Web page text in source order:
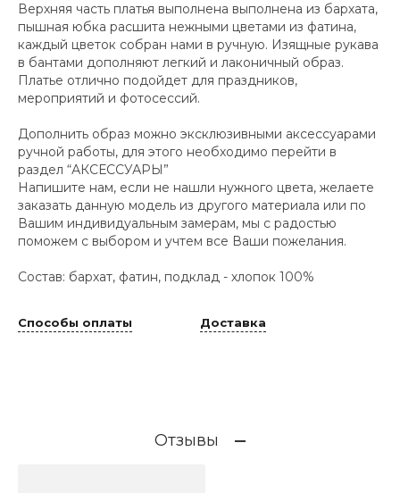
Верхняя часть платья выполнена выполнена из бархата,
пышная юбка расшита нежными цветами из фатина,
каждый цветок собран нами в ручную. Изящные рукава
в бантами дополняют легкий и лаконичный образ.
Платье отлично подойдет для праздников,
мероприятий и фотосессий.
Дополнить образ можно эксклюзивными аксессуарами
ручной работы, для этого необходимо перейти в
раздел “АКСЕССУАРЫ”
Напишите нам, если не нашли нужного цвета, желаете
заказать данную модель из другого материала или по
Вашим индивидуальным замерам, мы с радостью
поможем с выбором и учтем все Ваши пожелания.
Состав: бархат, фатин, подклад - хлопок 100%
Способы оплаты Доставка
Отзывы